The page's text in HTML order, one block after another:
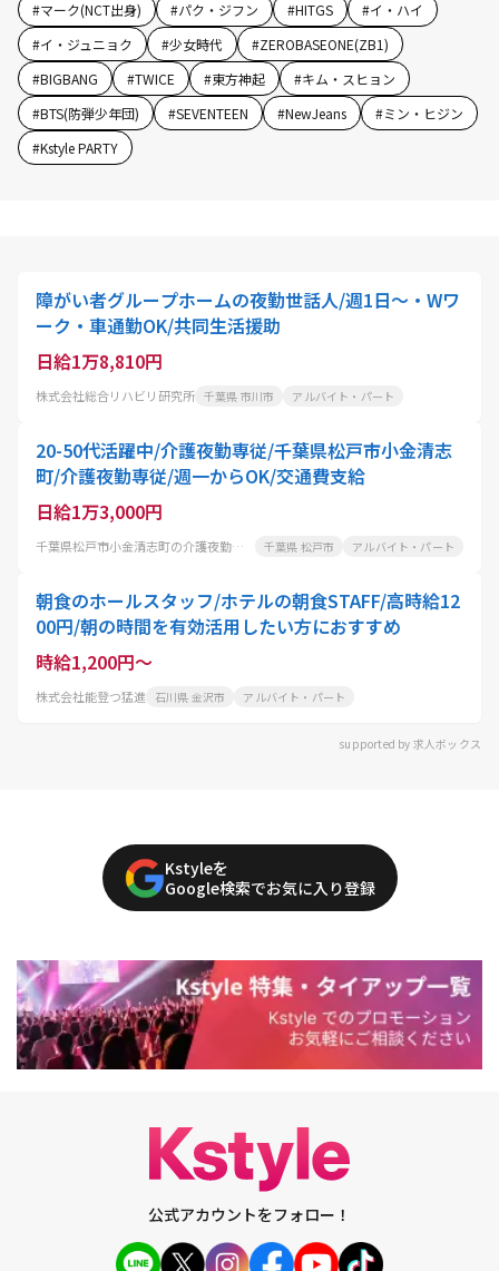
#マーク(NCT出身) #パク・ジフン #HITGS #イ・ハイ
#イ・ジュニョク #少女時代 #ZEROBASEONE(ZB1)
#BIGBANG #TWICE #東方神起 #キム・スヒョン
#BTS(防弾少年団) #SEVENTEEN #NewJeans #ミン・ヒジン
#Kstyle PARTY
障がい者グループホームの夜勤世話人/週1日〜・Wワ
ーク・車通勤OK/共同生活援助
日給1万8,810円
株式会社総合リハビリ研究所 千葉県 市川市 アルバイト・パート
20-50代活躍中/介護夜勤専従/千葉県松戸市小金清志
町/介護夜勤専従/週一からOK/交通費支給
日給1万3,000円
千葉県松戸市小金清志町の介護夜勤専従 千葉県 松戸市 アルバイト・パート
朝食のホールスタッフ/ホテルの朝食STAFF/高時給12
00円/朝の時間を有効活用したい方におすすめ
時給1,200円～
株式会社能登つ猛進 石川県 金沢市 アルバイト・パート
supported by 求人ボックス
Kstyleを
Google検索でお気に入り登録
公式アカウントをフォロー！